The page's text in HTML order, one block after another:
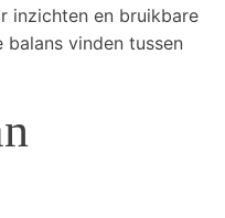
inzichten en bruikbare
vinden tussen